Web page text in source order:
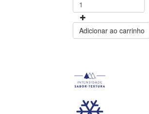
Adicionar ao carrinho